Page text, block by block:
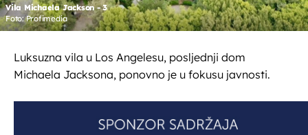
Vila Michaela Jackson - 3
Foto: Profimedia
Luksuzna vila u Los Angelesu, posljednji dom
Michaela Jacksona, ponovno je u fokusu javnosti.